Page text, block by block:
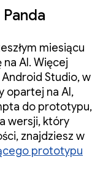
miesiącu
AI. Więcej
Studio, w
opartej na AI,
do prototypu,
wersji, który
znajdziesz w
prototypu